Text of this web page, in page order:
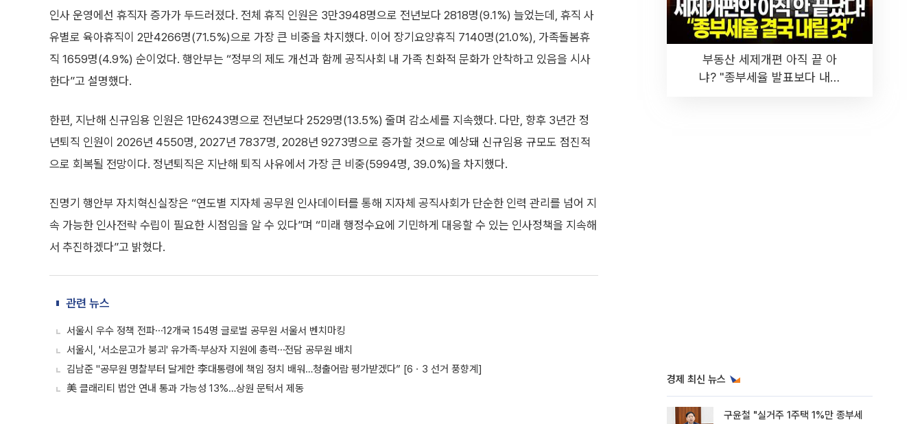
인사 운영에선 휴직자 증가가 두드러졌다. 전체 휴직 인원은 3만3948명으로 전년보다 2818명(9.1%) 늘었는데, 휴직 사
유별로 육아휴직이 2만4266명(71.5%)으로 가장 큰 비중을 차지했다. 이어 장기요양휴직 7140명(21.0%), 가족돌봄휴
직 1659명(4.9%) 순이었다. 행안부는 “정부의 제도 개선과 함께 공직사회 내 가족 친화적 문화가 안착하고 있음을 시사
한다”고 설명했다.
한편, 지난해 신규임용 인원은 1만6243명으로 전년보다 2529명(13.5%) 줄며 감소세를 지속했다. 다만, 향후 3년간 정
년퇴직 인원이 2026년 4550명, 2027년 7837명, 2028년 9273명으로 증가할 것으로 예상돼 신규임용 규모도 점진적
으로 회복될 전망이다. 정년퇴직은 지난해 퇴직 사유에서 가장 큰 비중(5994명, 39.0%)을 차지했다.
진명기 행안부 자치혁신실장은 “연도별 지자체 공무원 인사데이터를 통해 지자체 공직사회가 단순한 인력 관리를 넘어 지
속 가능한 인사전략 수립이 필요한 시점임을 알 수 있다”며 “미래 행정수요에 기민하게 대응할 수 있는 인사정책을 지속해
서 추진하겠다”고 밝혔다.
관련 뉴스
서울시 우수 정책 전파⋯12개국 154명 글로벌 공무원 서울서 벤치마킹
서울시, '서소문고가 붕괴' 유가족·부상자 지원에 총력⋯전담 공무원 배치
김남준 "공무원 명찰부터 달게한 李대통령에 책임 정치 배워…청출어람 평가받겠다” [6ㆍ3 선거 풍향계]
美 클래리티 법안 연내 통과 가능성 13%…상원 문턱서 제동
부동산 세제개편 아직 끝 아
냐? "종부세율 발표보다 내릴
경제 최신 뉴스
구윤철 "실거주 1주택 1%만 종부세